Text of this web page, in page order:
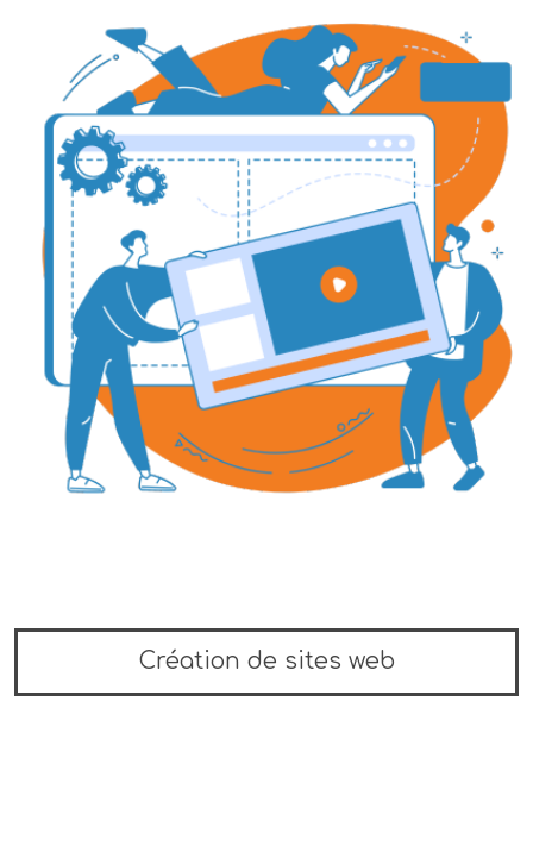
Création de sites web